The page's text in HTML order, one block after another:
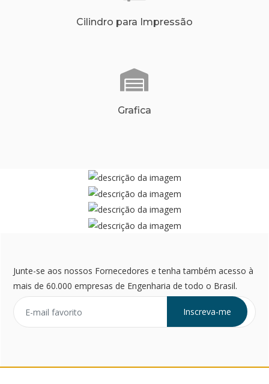
Cilindro para Impressão
Grafica
Junte-se aos nossos Fornecedores e tenha também acesso à
mais de 60.000 empresas de Engenharia de todo o Brasil.
Inscreva-me